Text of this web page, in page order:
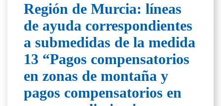
Región de Murcia: líneas
de ayuda correspondientes
a submedidas de la medida
13 “Pagos compensatorios
en zonas de montaña y
pagos compensatorios en